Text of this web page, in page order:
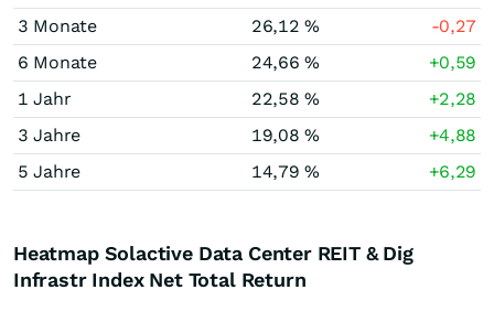
3 Monate
26,12 %
-0,27
6 Monate
24,66 %
+0,59
1 Jahr
22,58 %
+2,28
3 Jahre
19,08 %
+4,88
5 Jahre
14,79 % +6,29
Heatmap Solactive Data Center REIT & Dig
Infrastr Index Net Total Return